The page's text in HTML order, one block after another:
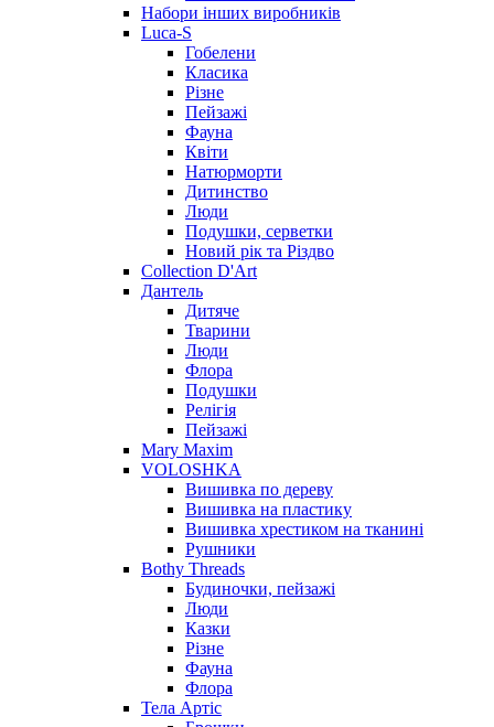
Набори інших виробників
Luca-S
Гобелени
Класика
Різне
Пейзажі
Фауна
Квіти
Натюрморти
Дитинство
Люди
Подушки, серветки
Новий рік та Різдво
Collection D'Art
Дантель
Дитяче
Тварини
Люди
Флора
Подушки
Релігія
Пейзажі
Mary Maxim
VOLOSHKA
Вишивка по дереву
Вишивка на пластику
Вишивка хрестиком на тканині
Рушники
Bothy Threads
Будиночки, пейзажі
Люди
Казки
Різне
Фауна
Флора
Тела Артіс